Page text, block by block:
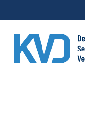
to
main
content